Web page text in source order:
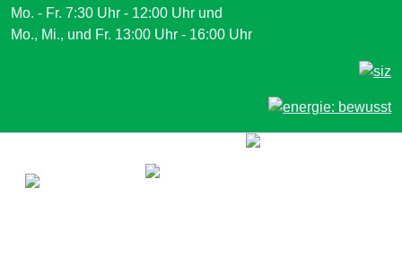
Mo. - Fr. 7:30 Uhr - 12:00 Uhr und
Mo., Mi., und Fr. 13:00 Uhr - 16:00 Uhr